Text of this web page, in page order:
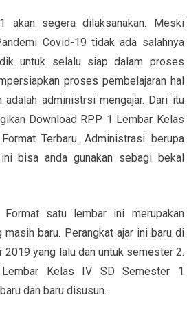
akan segera dilaksanakan. Meski
Covid-19 tidak ada salahnya
untuk selalu siap dalam proses
proses pembelajaran hal
adalah administrsi mengajar. Dari itu
Download RPP 1 Lembar Kelas
Terbaru. Administrasi berupa
bisa anda gunakan sebagi bekal
satu lembar ini merupakan
masih baru. Perangkat ajar ini baru di
2019 yang lalu dan untuk semester 2.
Kelas IV SD Semester 1
dan baru disusun.